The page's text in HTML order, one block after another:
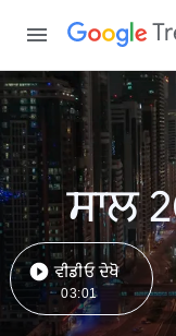
ਸਾਲ
ਵੀਡੀਓ ਦੇਖੋ
03:01